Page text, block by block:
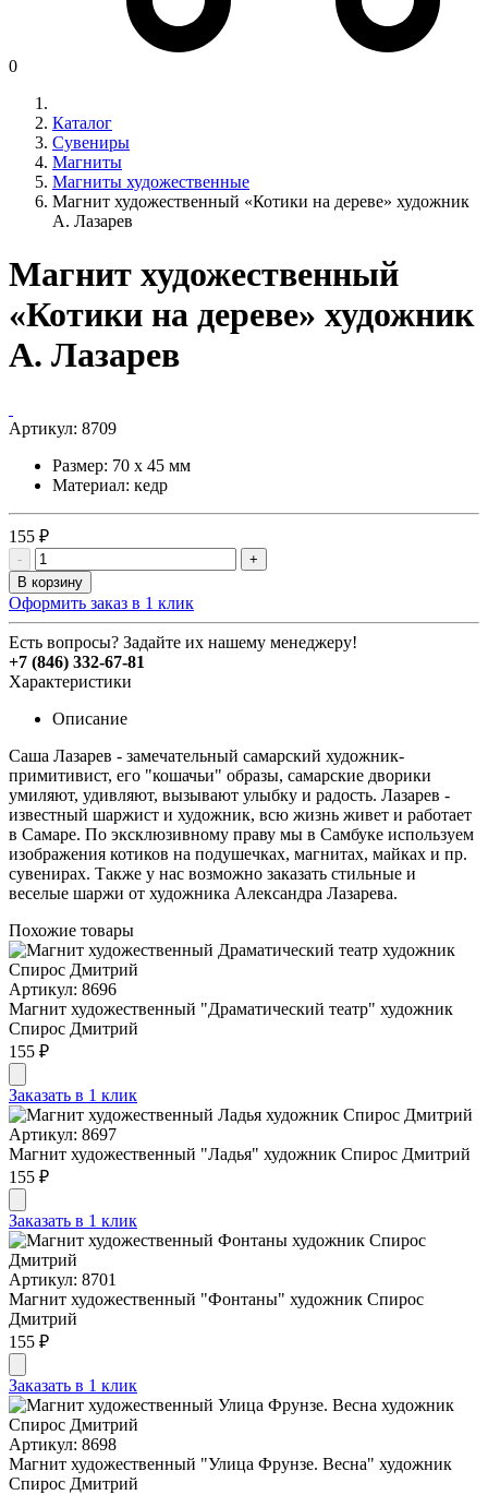
0
Каталог
Сувениры
Магниты
Магниты художественные
Магнит художественный «Котики на дереве» художник
А. Лазарев
Магнит художественный
«Котики на дереве» художник
А. Лазарев
Артикул: 8709
Размер: 70 х 45 мм
Материал: кедр
155 ₽
-
+
В корзину
Оформить заказ в 1 клик
Есть вопросы? Задайте их нашему менеджеру!
+7 (846) 332-67-81
Характеристики
Описание
Саша Лазарев - замечательный самарский художник-
примитивист, его "кошачьи" образы, самарские дворики
умиляют, удивляют, вызывают улыбку и радость. Лазарев -
известный шаржист и художник, всю жизнь живет и работает
в Самаре. По эксклюзивному праву мы в Самбуке используем
изображения котиков на подушечках, магнитах, майках и пр.
сувенирах. Также у нас возможно заказать стильные и
веселые шаржи от художника Александра Лазарева.
Похожие товары
Артикул: 8696
Магнит художественный "Драматический театр" художник
Спирос Дмитрий
155 ₽
Заказать в 1 клик
Артикул: 8697
Магнит художественный "Ладья" художник Спирос Дмитрий
155 ₽
Заказать в 1 клик
Артикул: 8701
Магнит художественный "Фонтаны" художник Спирос
Дмитрий
155 ₽
Заказать в 1 клик
Артикул: 8698
Магнит художественный "Улица Фрунзе. Весна" художник
Спирос Дмитрий